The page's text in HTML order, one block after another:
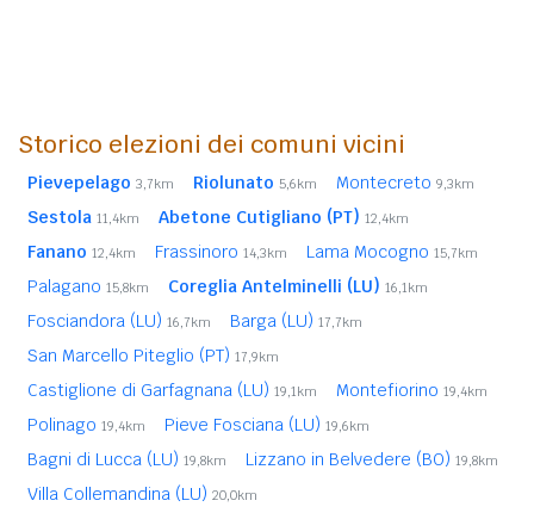
Storico elezioni dei comuni vicini
Pievepelago 3,7km Riolunato 5,6km Montecreto 9,3km
Sestola 11,4km Abetone Cutigliano (PT) 12,4km
Fanano 12,4km Frassinoro 14,3km Lama Mocogno 15,7km
Palagano 15,8km Coreglia Antelminelli (LU) 16,1km
Fosciandora (LU) 16,7km Barga (LU) 17,7km
San Marcello Piteglio (PT) 17,9km
Castiglione di Garfagnana (LU) 19,1km Montefiorino 19,4km
Polinago 19,4km Pieve Fosciana (LU) 19,6km
Bagni di Lucca (LU) 19,8km Lizzano in Belvedere (BO) 19,8km
Villa Collemandina (LU) 20,0km